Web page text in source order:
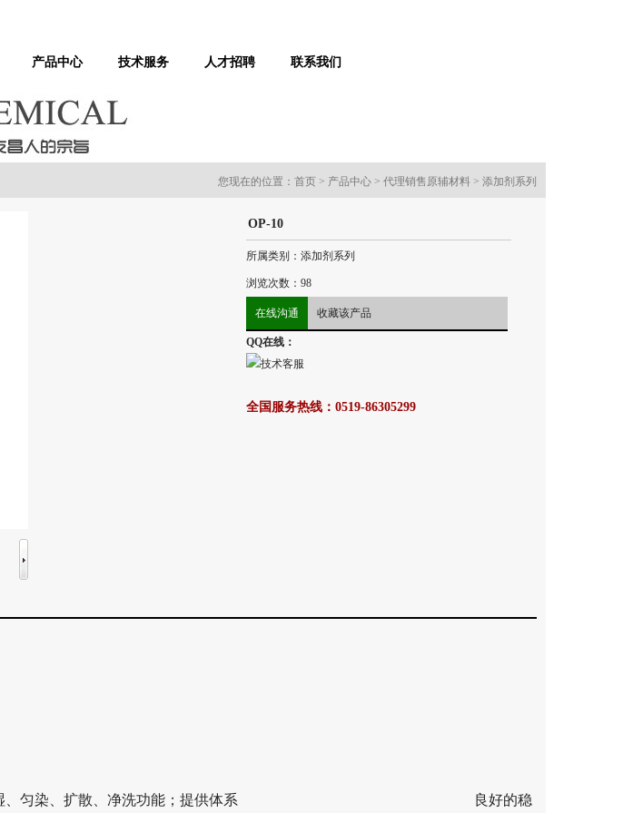
产品中心 技术服务 人才招聘 联系我们
您现在的位置： 首页 > 产品中心 > 代理销售原辅材料 > 添加剂系列
OP-10
所属类别：添加剂系列
浏览次数： 98
在线沟通 收藏该产品
QQ在线：
全国服务热线：0519-86305299
湿、匀染、扩散、净洗功能；提供体系 良好的稳